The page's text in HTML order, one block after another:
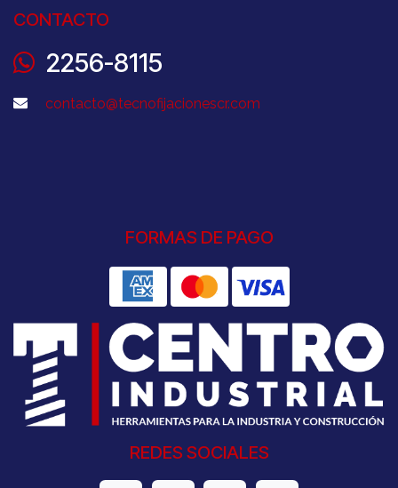
CONTACTO
2256-8115
contacto@tecnofijacionescr.com
FORMAS DE PAGO
REDES SOCIALES